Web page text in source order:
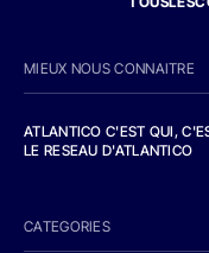
MIEUX NOUS CONNAITRE
ATLANTICO C'EST QUI,
LE RESEAU D'ATLANTICO
CATEGORIES